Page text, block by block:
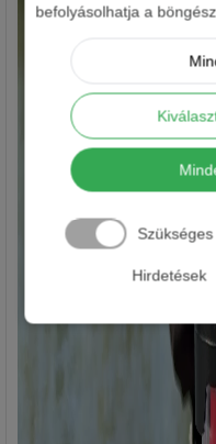
befolyásolhatja a
Szükséges
Hirdetések